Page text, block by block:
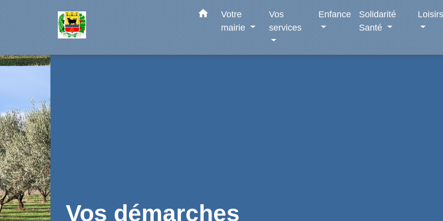
home
Votre
mairie
Vos
services
Enfance
Solidarité
Santé
Loisirs
Vos démarches